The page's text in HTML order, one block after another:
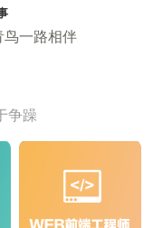
鸟一路相伴
争躁